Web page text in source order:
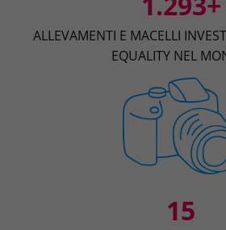
ALLEVAMENTI E MACELLI
EQUALITY NEL
15